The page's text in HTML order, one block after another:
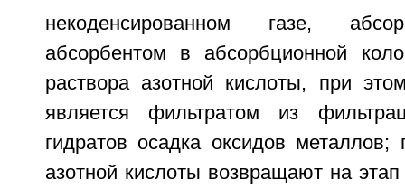
некоденсированном газе,
абсорбентом в абсорбционной
раствора азотной кислоты, при
является фильтратом из
гидратов осадка оксидов металлов;
азотной кислоты возвращают на